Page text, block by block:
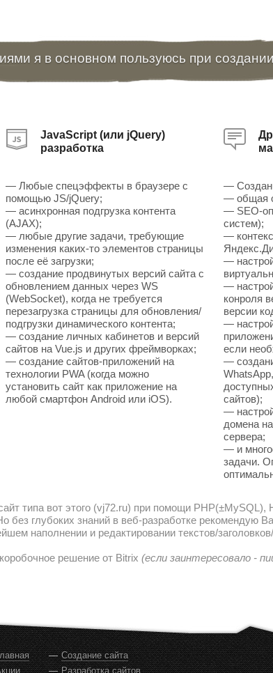
я в основном пользуюсь при
JavaScript (или jQuery)
разработка
— Любые спецэффекты в браузере с
помощью JS/jQuery;
— асинхронная подгрузка контента
(AJAX);
— любые другие задачи, требующие
изменения каких-то элементов страницы
после её загрузки;
— создание продвинутых версий сайта с
обновлением данных через WS
(WebSocket), когда не требуется
перезагрузка страницы для обновления/
подгрузки динамического контента;
— создание личных кабинетов и версий
сайтов на Vue.js и других фреймворках;
— создание сайтов-приложений на
технологии PWA (когда можно
установить сайт как приложение на
любой смартфон Android или iOS).
—
— общая
— SEO-
систем);
—
—
—
конроля
версии
—
если
—
сайтов);
—
домена
сервера;
— и
задачи.
типа вот этого (vj72.ru) при помощи
глубоких знаний в веб-разработке рекомендую
наполнении и редактировании текстов/
решение от Bitrix (если заинтересовало -
Создание сайта
Разработка сайтов